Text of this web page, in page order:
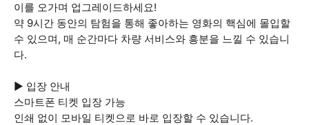
이를 오가며 업그레이드하세요!
약 9시간 동안의 탐험을 통해 좋아하는 영화의 핵심에 몰입할
수 있으며, 매 순간마다 차량 서비스와 흥분을 느낄 수 있습니
다.
▶ 입장 안내
스마트폰 티켓 입장 가능
인쇄 없이 모바일 티켓으로 바로 입장할 수 있습니다.